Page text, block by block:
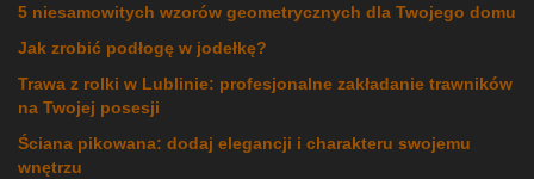
5 niesamowitych wzorów geometrycznych dla Twojego domu
Jak zrobić podłogę w jodełkę?
Trawa z rolki w Lublinie: profesjonalne zakładanie trawników
na Twojej posesji
Ściana pikowana: dodaj elegancji i charakteru swojemu
wnętrzu